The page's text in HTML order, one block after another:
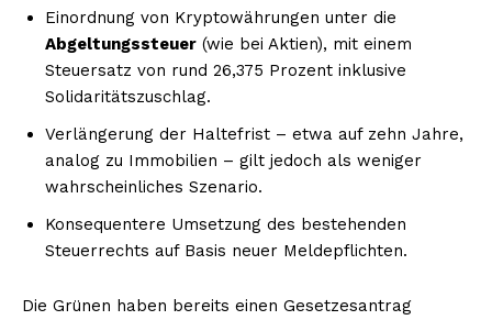
Einordnung von Kryptowährungen unter die
Abgeltungssteuer (wie bei Aktien), mit einem
Steuersatz von rund 26,375 Prozent inklusive
Solidaritätszuschlag.
Verlängerung der Haltefrist – etwa auf zehn Jahre,
analog zu Immobilien – gilt jedoch als weniger
wahrscheinliches Szenario.
Konsequentere Umsetzung des bestehenden
Steuerrechts auf Basis neuer Meldepflichten.
Die Grünen haben bereits einen Gesetzesantrag